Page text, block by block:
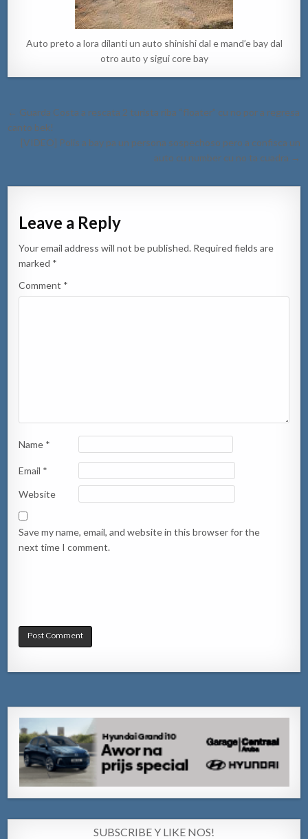
Auto preto a lora dilanti un auto shinishi dal e mand’e bay dal
otro auto y sigui core bay
Post
navigation
← Guarda Costa a rescata 2 turista riba “floater” cu no por a regresa
canto bek!
[VIDEO] Polis a bay pa un persona sospechoso pero a confisca un
auto cu number cu no ta cuadra →
Leave a Reply
Your email address will not be published. Required fields are
marked *
Comment *
Name *
Email *
Website
Save my name, email, and website in this browser for the
next time I comment.
SUBSCRIBE Y LIKE NOS!